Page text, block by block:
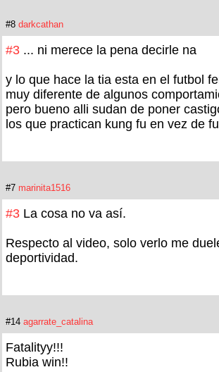
#8 darkcathan
#3 ... ni merece la pena decirle na
y lo que hace la tia esta en el futbol
muy diferente de algunos
pero bueno alli sudan de poner
los que practican kung fu en vez de
#7 marinita1516
#3 La cosa no va así.
Respecto al video, solo verlo me
deportividad.
#14 agarrate_catalina
Fatalityy!!!
Rubia win!!